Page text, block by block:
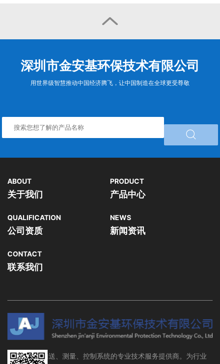

深圳市金安基环保技术有限公司
用世界级智慧推动中国经济腾飞，让中国制造在全球更受尊敬

ABOUT
关于我们
PRODUCT
产品中心
QUALIFICATION
公司资质
NEWS
新闻资讯
CONTACT
联系我们
流体存储、输送、测量、控制系统的专业技术服务提供商。为行业